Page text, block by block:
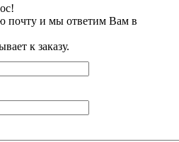
почту и мы ответим Вам в
к заказу.